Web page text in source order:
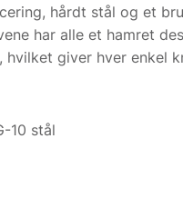
hårdt stål og et
har alle et hamret
giver hver enkel
10 stål